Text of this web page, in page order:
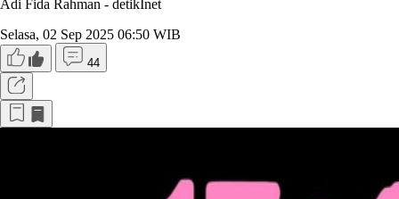
Adi Fida Rahman - detikInet
Selasa, 02 Sep 2025 06:50 WIB
44